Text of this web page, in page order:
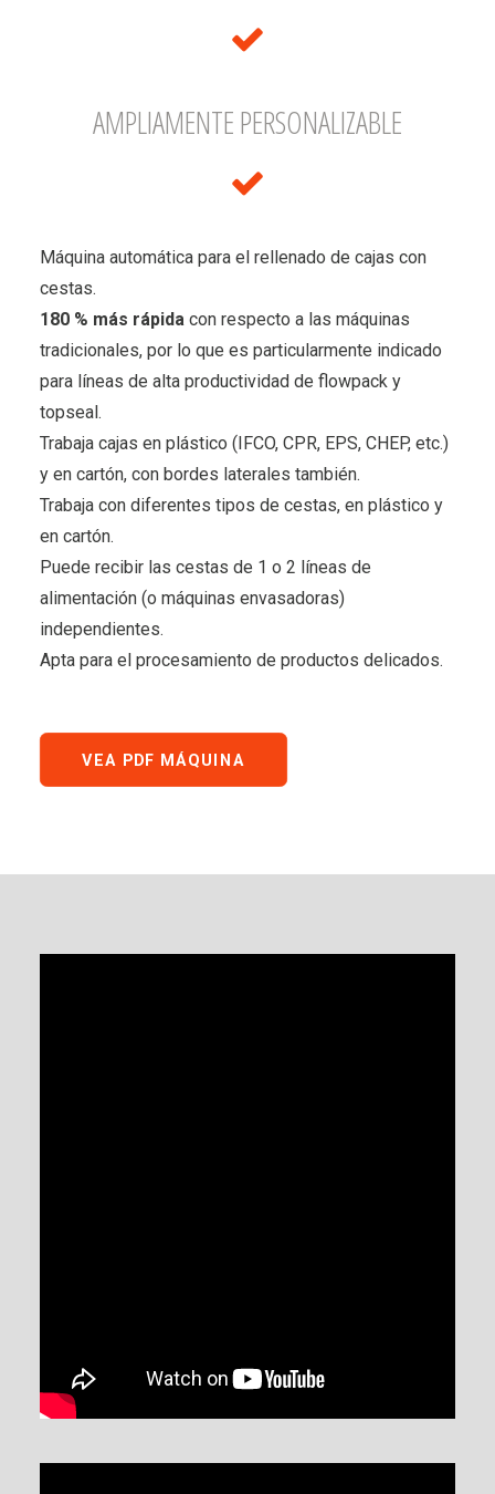
AMPLIAMENTE PERSONALIZABLE
Máquina automática para el rellenado de cajas con
cestas.
180 % más rápida con respecto a las máquinas
tradicionales, por lo que es particularmente indicado
para líneas de alta productividad de flowpack y
topseal.
Trabaja cajas en plástico (IFCO, CPR, EPS, CHEP, etc.)
y en cartón, con bordes laterales también.
Trabaja con diferentes tipos de cestas, en plástico y
en cartón.
Puede recibir las cestas de 1 o 2 líneas de
alimentación (o máquinas envasadoras)
independientes.
Apta para el procesamiento de productos delicados.
VEA PDF MÁQUINA